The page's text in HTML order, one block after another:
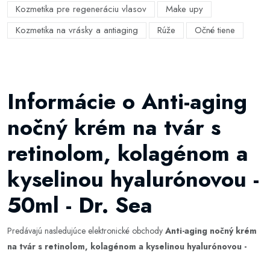
Kozmetika pre regeneráciu vlasov
Make upy
Kozmetika na vrásky a antiaging
Rúže Očné tiene
Informácie o Anti-aging
nočný krém na tvár s
retinolom, kolagénom a
kyselinou hyalurónovou -
50ml - Dr. Sea
Predávajú nasledujúce elektronické obchody Anti-aging nočný krém
na tvár s retinolom, kolagénom a kyselinou hyalurónovou -